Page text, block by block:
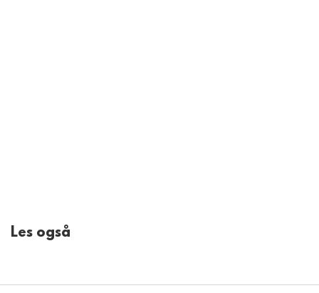
Les også